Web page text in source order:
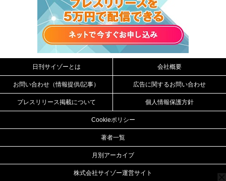
日刊サイゾーとは 会社概要
お問い合わせ（情報提供/記事） 広告に関するお問い合わせ
プレスリリース掲載について 個人情報保護方針
Cookieポリシー
著者一覧
月別アーカイブ
株式会社サイゾー運営サイト